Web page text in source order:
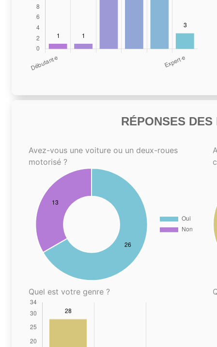
RÉPONSES
Avez-vous une voiture ou un deux-roues
motorisé ?
Quel est votre genre ?